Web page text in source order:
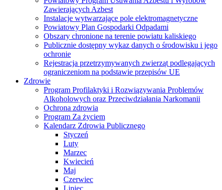
Zawierających Azbest
Instalacje wytwarzające pole elektromagnetyczne
Powiatowy Plan Gospodarki Odpadami
Obszary chronione na terenie powiatu kaliskiego
Publicznie dostępny wykaz danych o środowisku i jego
ochronie
Rejestracja przetrzymywanych zwierząt podlegających
ograniczeniom na podstawie przepisów UE
Zdrowie
Program Profilaktyki i Rozwiązywania Problemów
Alkoholowych oraz Przeciwdziałania Narkomanii
Ochrona zdrowia
Program Za życiem
Kalendarz Zdrowia Publicznego
Styczeń
Luty
Marzec
Kwiecień
Maj
Czerwiec
Lipiec